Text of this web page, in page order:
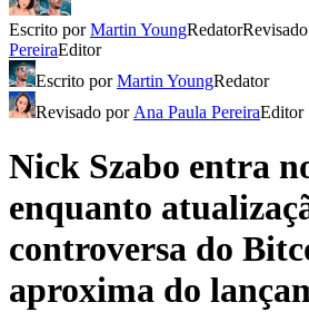
Escrito porMartin YoungRedator
PereiraEditor
Escrito porMartin YoungRedator
Revisado por Ana Paula PereiraEditor
Nick Szabo entra
enquanto
controversa do
aproxima do